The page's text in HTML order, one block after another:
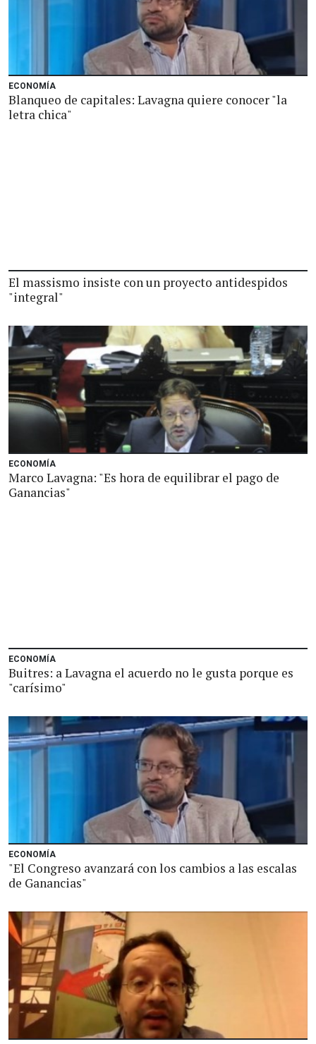
ECONOMÍA
Blanqueo de capitales: Lavagna quiere conocer "la
letra chica"
El massismo insiste con un proyecto antidespidos
"integral"
ECONOMÍA
Marco Lavagna: "Es hora de equilibrar el pago de
Ganancias"
ECONOMÍA
Buitres: a Lavagna el acuerdo no le gusta porque es
"carísimo"
ECONOMÍA
"El Congreso avanzará con los cambios a las escalas
de Ganancias"